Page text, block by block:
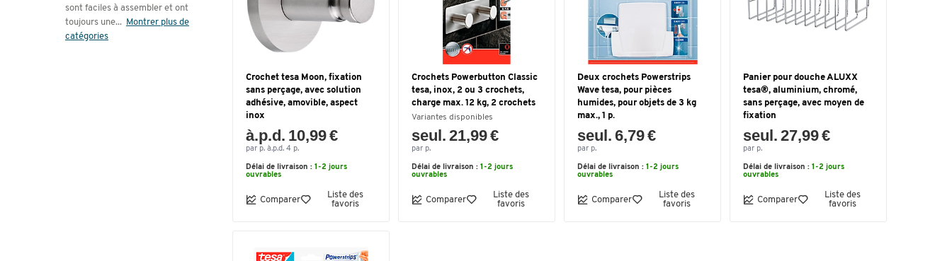
sont faciles à assembler et ont
toujours une...
Montrer plus de
catégories
Crochet tesa Moon, fixation
sans perçage, avec solution
adhésive, amovible, aspect
inox
à.p.d. 10,99 €
par p. à.p.d. 4 p.
Délai de livraison : 1-2 jours
ouvrables
Comparer
Liste des
favoris
Crochets Powerbutton Classic
tesa, inox, 2 ou 3 crochets,
charge max. 12 kg, 2 crochets
Variantes disponibles
seul. 21,99 €
par p.
Délai de livraison : 1-2 jours
ouvrables
Comparer
Liste des
favoris
Deux crochets Powerstrips
Wave tesa, pour pièces
humides, pour objets de 3 kg
max., 1 p.
seul. 6,79 €
par p.
Délai de livraison : 1-2 jours
ouvrables
Comparer
Liste des
favoris
Panier pour douche ALUXX
tesa®, aluminium, chromé,
sans perçage, avec moyen de
fixation
seul. 27,99 €
par p.
Délai de livraison : 1-2 jours
ouvrables
Comparer
Liste des
favoris